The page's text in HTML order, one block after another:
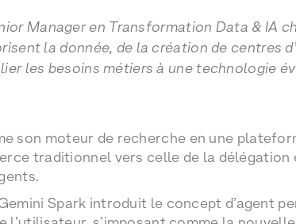
Manager en Transformation Data & IA
la donnée, de la création de centres
les besoins métiers à une technologie
son moteur de recherche en une
traditionnel vers celle de la
Spark introduit le concept d’agent